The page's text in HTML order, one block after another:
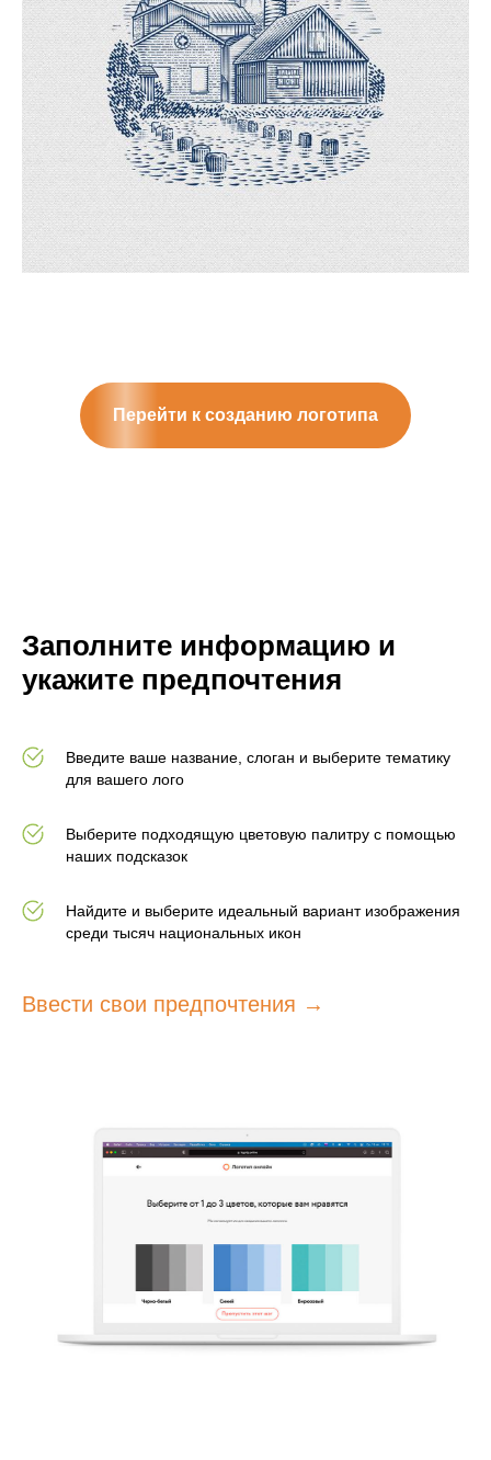
Перейти к созданию логотипа
Заполните информацию и
укажите предпочтения
Введите ваше название, слоган и выберите тематику
для вашего лого
Выберите подходящую цветовую палитру с помощью
наших подсказок
Найдите и выберите идеальный вариант изображения
среди тысяч национальных икон
Ввести свои предпочтения